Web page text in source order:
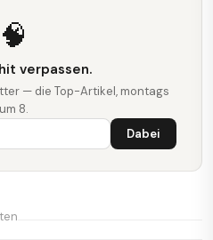
🧠
verpassen.
— die Top-Artikel, montags
um 8.
Dabei